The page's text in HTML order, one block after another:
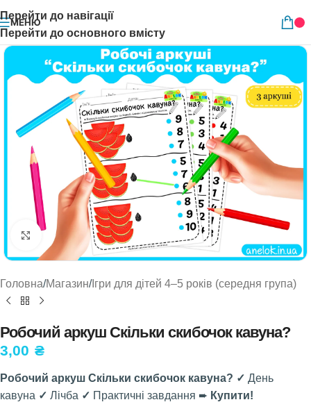
Перейти до навігації
Перейти до основного вмісту
МЕНЮ
Натисніть, щоб збільшити
Головна/Магазин/Ігри для дітей 4–5 років (середня група)
Робочий аркуш Скільки скибочок кавуна?
3,00 ₴
Робочий аркуш Скільки скибочок кавуна? ✓ День
кавуна ✓ Лічба ✓ Практичні завдання ➨ Купити!